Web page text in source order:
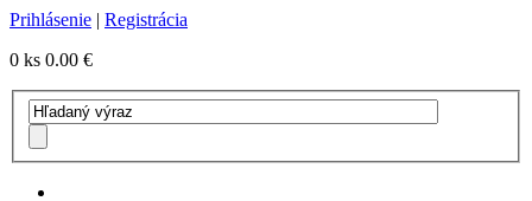
Prihlásenie | Registrácia
0 ks 0.00 €